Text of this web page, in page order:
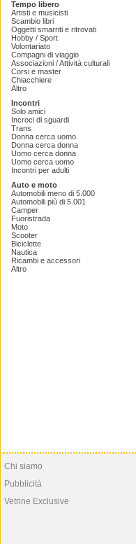
Tempo libero
Artisti e musicisti
Scambio libri
Oggetti smarriti e ritrovati
Hobby / Sport
Volontariato
Compagni di viaggio
Associazioni / Attività culturali
Corsi e master
Chiacchiere
Altro
Incontri
Solo amici
Incroci di sguardi
Trans
Donna cerca uomo
Donna cerca donna
Uomo cerca donna
Uomo cerca uomo
Incontri per adulti
Auto e moto
Automobili meno di 5.000
Automobili più di 5.001
Camper
Fuoristrada
Moto
Scooter
Biciclette
Nautica
Ricambi e accessori
Altro
Chi siamo
Pubblicità
Vetrine Exclusive